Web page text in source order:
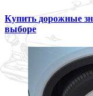
Купить дорожные
выборе